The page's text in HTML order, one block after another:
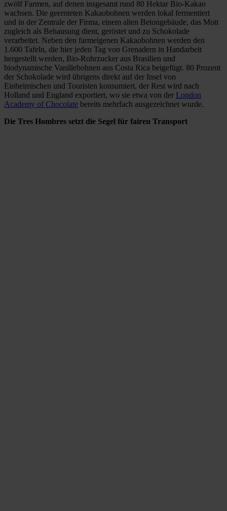
zwölf Farmen, auf denen insgesamt rund 80 Hektar Bio-Kakao
wachsen. Die geernteten Kakaobohnen werden lokal fermentiert
und in der Zentrale der Firma, einem alten Betongebäude, das Mott
zugleich als Behausung dient, geröstet und zu Schokolade
verarbeitet. Neben den farmeigenen Kakaobohnen werden den
1.600 Tafeln, die hier jeden Tag von Grenadern in Handarbeit
hergestellt werden, Bio-Rohrzucker aus Brasilien und
biodynamische Vanillebohnen aus Costa Rica beigefügt. 80 Prozent
der Schokolade wird übrigens direkt auf der Insel von
Einheimischen und Touristen konsumiert, der Rest wird nach
Holland und England exportiert, wo sie etwa von der London
Academy of Chocolate bereits mehrfach ausgezeichnet wurde.
Die Tres Hombres setzt die Segel für fairen Transport